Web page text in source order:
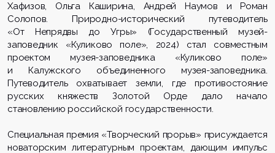
Хафизов, Ольга Каширина, Андрей Наумов и Роман
Солопов. Природно-исторический путеводитель
«От Непрядвы до Угры» (Государственный музей-
заповедник «Куликово поле», 2024) стал совместным
проектом музея-заповедника «Куликово поле»
и Калужского объединенного музея-заповедника.
Путеводитель охватывает земли, где противостояние
русских княжеств Золотой Орде дало начало
становлению российской государственности.
Специальная премия «Творческий прорыв» присуждается
новаторским литературным проектам, дающим импульс